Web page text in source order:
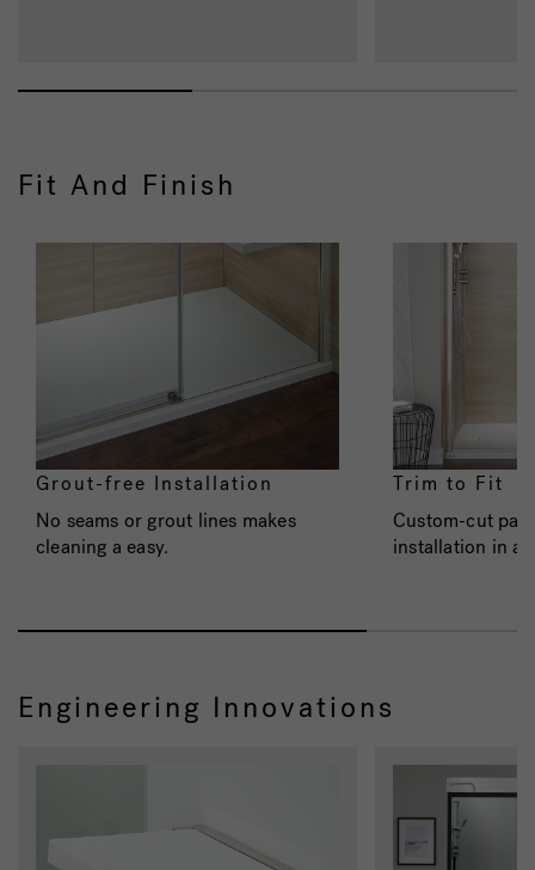
Fit And Finish
Grout-free Installation
No seams or grout lines makes
cleaning a easy.
Trim to Fit
Custom-cut
installation in
Engineering Innovations